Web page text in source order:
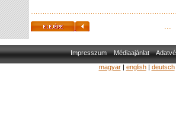
...
Impresszum Médiaajánlat
magyar| english| deutsch